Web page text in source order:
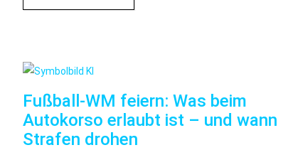
Fußball-WM feiern: Was beim
Autokorso erlaubt ist – und wann
Strafen drohen